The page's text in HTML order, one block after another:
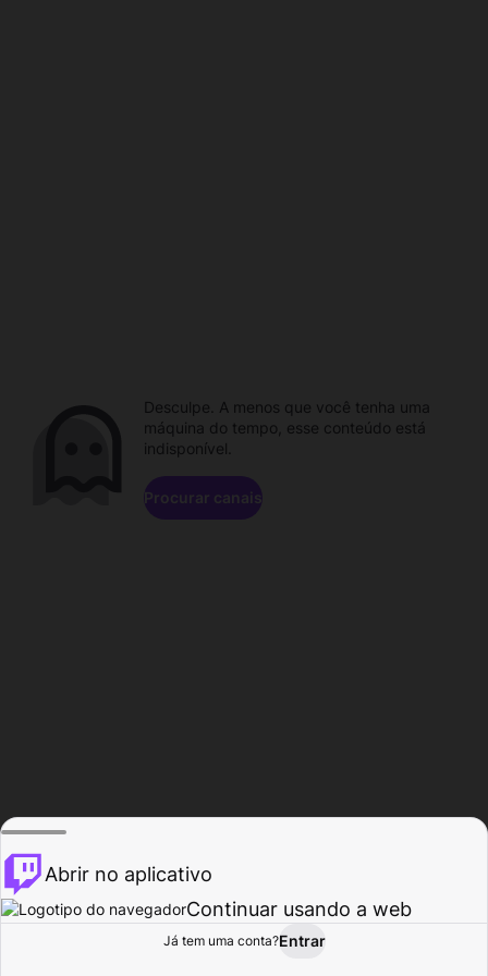
Procurar Atividade
Desculpe. A menos que você tenha uma
máquina do tempo, esse conteúdo está
indisponível.
Procurar canais
Abrir no aplicativo
Continuar usando a web
Já tem uma conta?Entrar